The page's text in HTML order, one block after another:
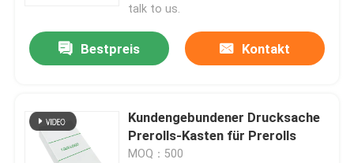
talk to us.
Bestpreis Kontakt
Kundengebundener Drucksache
Prerolls-Kasten für Prerolls
MOQ：500